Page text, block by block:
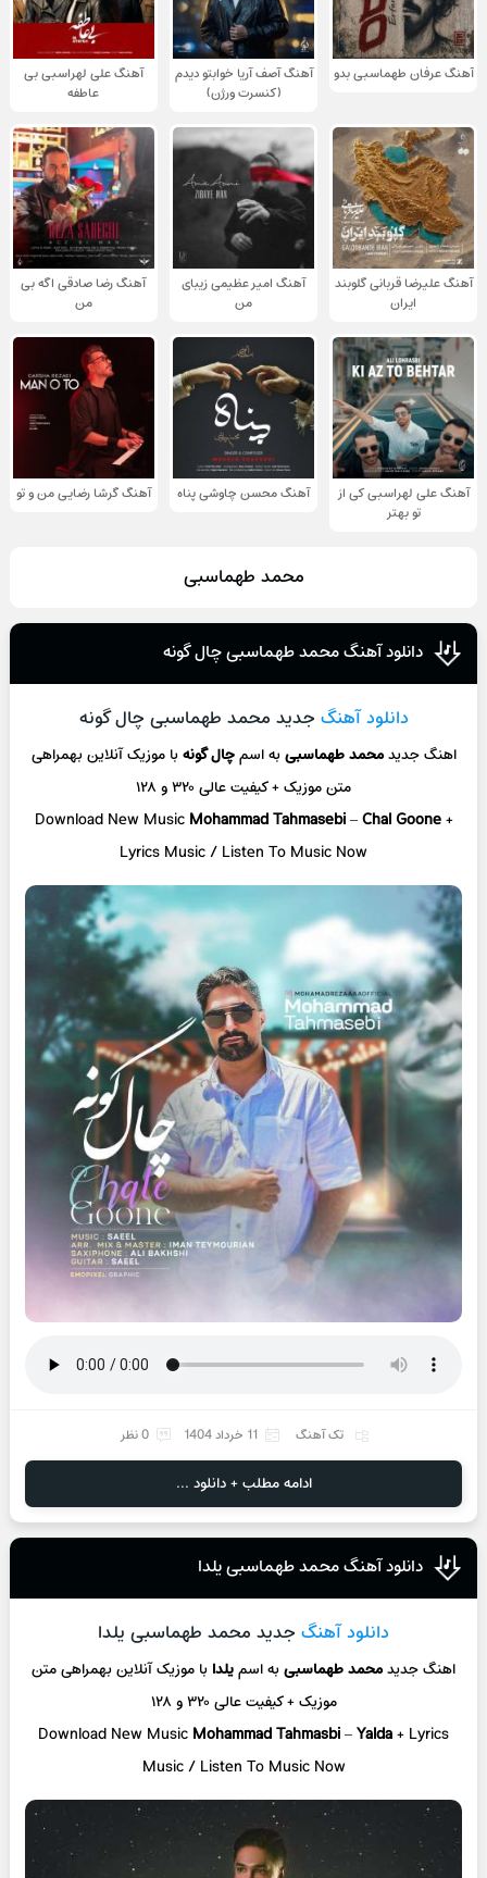
آهنگ عرفان طهماسبی بدو
آهنگ آصف آریا خوابتو دیدم
(کنسرت ورژن)
آهنگ علی لهراسبی بی
عاطفه
آهنگ علیرضا قربانی گلوبند
ایران
آهنگ امیر عظیمی زیبای
من
آهنگ رضا صادقی اگه بی
من
آهنگ علی لهراسبی کی از
تو ‌بهتر
آهنگ محسن چاوشی پناه آهنگ گرشا رضایی من و تو
محمد طهماسبی
دانلود آهنگ محمد طهماسبی چال گونه
دانلود آهنگ جدید محمد طهماسبی چال گونه
اهنگ جدیدمحمد طهماسبیبه اسمچال گونهبا موزیک آنلاینبهمراهی
متن موزیک + کیفیت عالی ۳۲۰ و ۱۲۸
Download New Music Mohammad Tahmasebi–Chal Goone+
Lyrics Music / Listen To Music Now
تک آهنگ 11 خرداد 1404 0 نظر
ادامه مطلب + دانلود ...
دانلود آهنگ محمد طهماسبی یلدا
دانلود آهنگ جدید محمد طهماسبی یلدا
اهنگ جدیدمحمد طهماسبیبه اسمیلدا با موزیک آنلاینبهمراهی متن
موزیک + کیفیت عالی ۳۲۰ و ۱۲۸
Download New Music Mohammad Tahmasbi–Yalda+ Lyrics
Music / Listen To Music Now